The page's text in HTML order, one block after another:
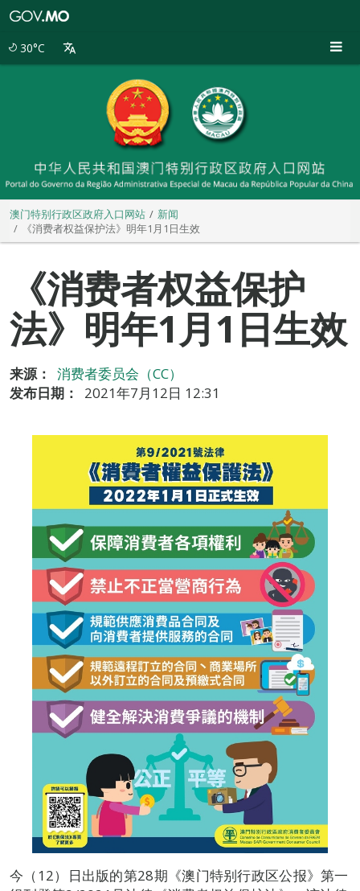
30°C
澳门特别行政区政府入口网站
新闻
《消费者权益保护法》明年1月1日生效
《消费者权益保护
法》明年1月1日生效
来源：
消费者委员会（CC）
发布日期：
2021年7月12日 12:31
今（12）日出版的第28期《澳门特别行政区公报》第一